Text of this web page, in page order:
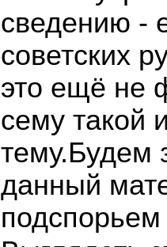
сведению -
советских
это ещё не
сему такой
тему.Будем
данный